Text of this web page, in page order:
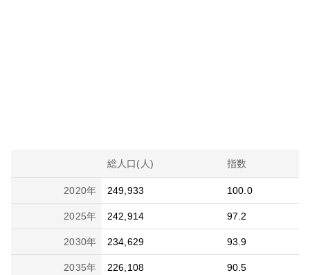
総人口(人) 指数
2020年 249,933 100.0
2025年 242,914 97.2
2030年 234,629 93.9
2035年 226,108 90.5